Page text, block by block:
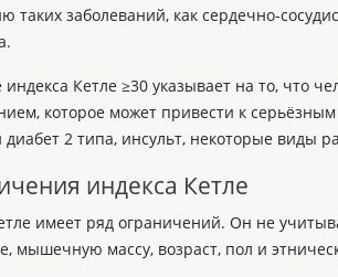
таких заболеваний, как сердечно-
Кетле ≥30 указывает на то, что
которое может привести к
2 типа, инсульт, некоторые виды
индекса Кетле
имеет ряд ограничений. Он не
мышечную массу, возраст, пол и